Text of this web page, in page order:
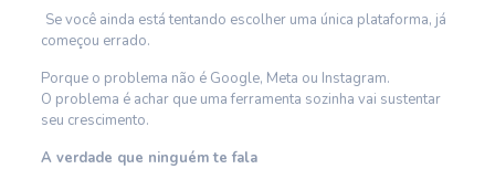
Se você ainda está tentando escolher uma única plataforma, já
começou errado.
Porque o problema não é Google, Meta ou Instagram.
O problema é achar que uma ferramenta sozinha vai sustentar
seu crescimento.
A verdade que ninguém te fala